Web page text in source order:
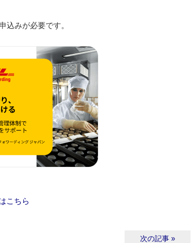
込みが必要です。
こちら
次の記事 »